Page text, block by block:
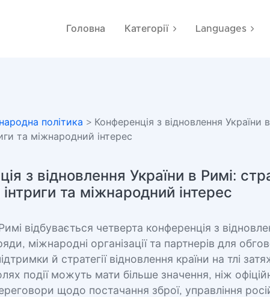
Головна Категорії Languages
політика > Конференція з відновлення України
та міжнародний інтерес
з відновлення України в Римі:
інтриги та міжнародний інтерес
відбувається четверта конференція з
міжнародні організації та партнерів для
й стратегії відновлення країни на тлі
події можуть мати більше значення, ніж
щодо постачання зброї, управління